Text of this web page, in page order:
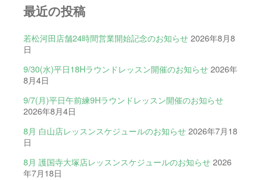
最近の投稿
若松河田店舗24時間営業開始記念のお知らせ 2026年8月8
日
9/30(水)平日18Hラウンドレッスン開催のお知らせ 2026年
8月4日
9/7(月)平日午前練9Hラウンドレッスン開催のお知らせ
2026年8月4日
8月 白山店レッスンスケジュールのお知らせ 2026年7月18
日
8月 護国寺大塚店レッスンスケジュールのお知らせ 2026
年7月18日